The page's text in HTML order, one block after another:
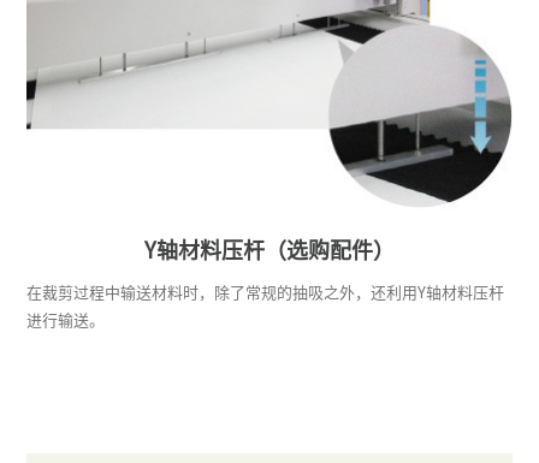
Y轴材料压杆（选购配件）
在裁剪过程中输送材料时，除了常规的抽吸之外，还利用Y轴材料压杆
进行输送。